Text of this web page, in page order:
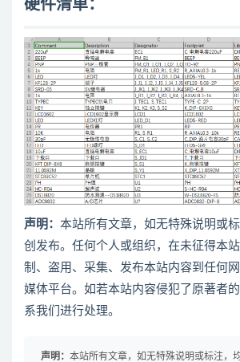
硬件清单：
声明： 本站所有文章，如无特殊说明或
创发布。任何个人或组织，在未征得本
制、盗用、采集、发布本站内容到任何
媒体平台。如若本站内容侵犯了原著者
系我们进行处理。
声明： 本站所有文章，如无特殊说明或标注，